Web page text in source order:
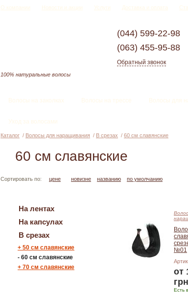
О компании Новости и акции Услуги Доставка и оплата
100% натуральные волосы
(044) 599-22-98
(063) 455-95-88
Обратный звонок
Волосы на заколках Волосы на трессе Волосы для
Уход за волосами
Каталог / Волосы для наращивания / В срезах / 60 см славянские
60 см славянские
Сортировать по: цене новизне названию по умолчанию
На лентах
На капсулах
В срезах
+ 50 см славянские
- 60 см славянские
+ 70 см славянские
№01
от
грн
Есть